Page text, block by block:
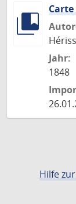
Jahr:
1848
Hilfe